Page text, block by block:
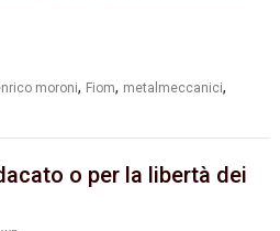
moroni, Fiom, metalmeccanici,
o per la libertà dei